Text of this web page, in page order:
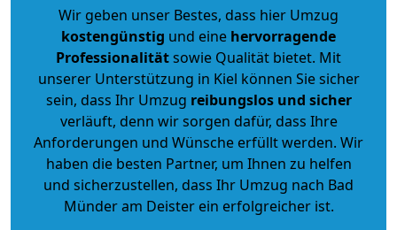
Wir geben unser Bestes, dass hier Umzug
kostengünstig und eine hervorragende
Professionalitätsowie Qualität bietet. Mit
unserer Unterstützung in Kiel können Sie sicher
sein, dass Ihr Umzug reibungslos und sicher
verläuft, denn wir sorgen dafür, dass Ihre
Anforderungen und Wünsche erfüllt werden. Wir
haben die besten Partner, um Ihnen zu helfen
und sicherzustellen, dass Ihr Umzug nach Bad
Münder am Deister ein erfolgreicher ist.